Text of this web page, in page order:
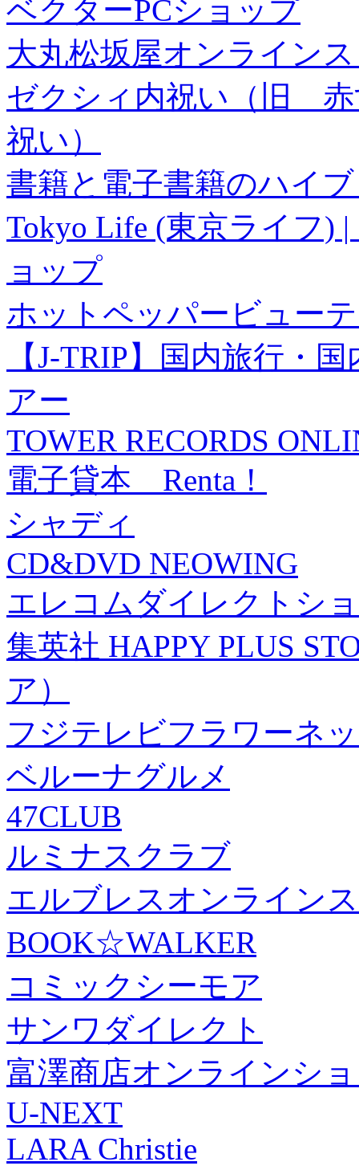
ベクターPCショップ
大丸松坂屋オンライン
ゼクシィ内祝い（旧 赤
祝い）
書籍と電子書籍のハイ
Tokyo Life (東京ライフ)
ョップ
ホットペッパービュー
【J-TRIP】国内旅行・
アー
TOWER RECORDS
電子貸本 Renta！
シャディ
CD&DVD NEOWING
エレコムダイレクトシ
集英社 HAPPY PLUS
ア）
フジテレビフラワーネ
ベルーナグルメ
47CLUB
ルミナスクラブ
エルブレスオンライン
BOOK☆WALKER
コミックシーモア
サンワダイレクト
富澤商店オンラインシ
U-NEXT
LARA Christie